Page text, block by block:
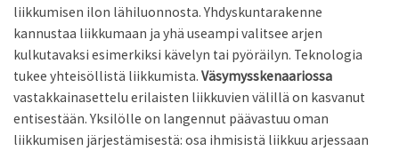
liikkumisen ilon lähiluonnosta. Yhdyskuntarakenne
kannustaa liikkumaan ja yhä useampi valitsee arjen
kulkutavaksi esimerkiksi kävelyn tai pyöräilyn. Teknologia
tukee yhteisöllistä liikkumista. Väsymysskenaariossa
vastakkainasettelu erilaisten liikkuvien välillä on kasvanut
entisestään. Yksilölle on langennut päävastuu oman
liikkumisen järjestämisestä: osa ihmisistä liikkuu arjessaan